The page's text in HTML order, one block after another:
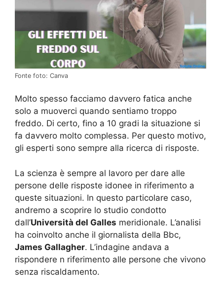
Fonte foto: Canva
Molto spesso facciamo davvero fatica anche
solo a muoverci quando sentiamo troppo
freddo. Di certo, fino a 10 gradi la situazione si
fa davvero molto complessa. Per questo motivo,
gli esperti sono sempre alla ricerca di risposte.
La scienza è sempre al lavoro per dare alle
persone delle risposte idonee in riferimento a
queste situazioni. In questo particolare caso,
andremo a scoprire lo studio condotto
dall’Università del Galles meridionale. L’analisi
ha coinvolto anche il giornalista della Bbc,
James Gallagher. L’indagine andava a
rispondere n riferimento alle persone che vivono
senza riscaldamento.